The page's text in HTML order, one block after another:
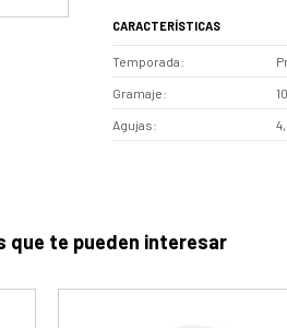
CARACTERÍSTICAS
Temporada
Gramaje
Agujas
que te pueden interesar